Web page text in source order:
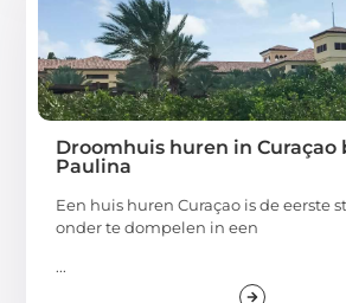
Droomhuis huren in Curaçao
Paulina
Een huis huren Curaçao is de eerste
onder te dompelen in een
...